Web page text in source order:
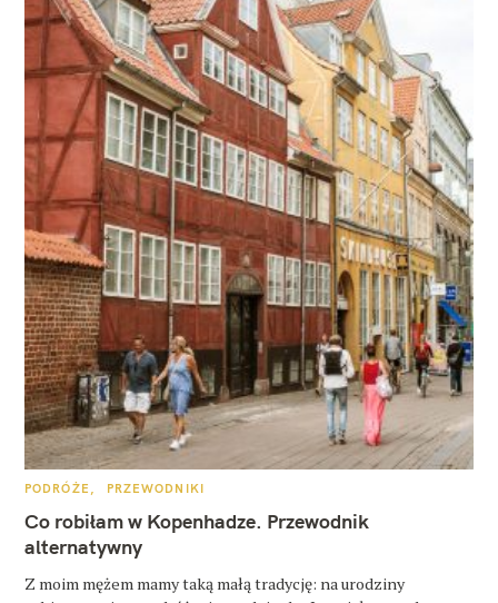
K
T
E
G
O
I
E
PODRÓŻE PRZEWODNIKI
Co robiłam w Kopenhadze. Przewodnik
alternatywny
Z moim mężem mamy taką małą tradycję: na urodziny